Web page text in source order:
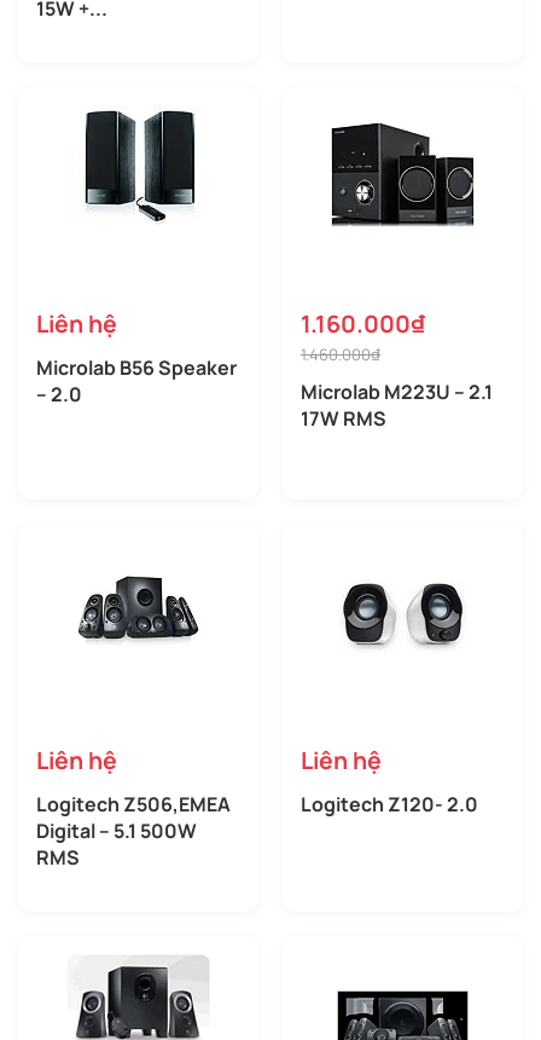
15W +...
Liên hệ
Microlab B56 Speaker
– 2.0
1.160.000₫
1.460.000₫
Microlab M223U – 2.1
17W RMS
Liên hệ
Logitech Z506,EMEA
Digital – 5.1 500W
RMS
Liên hệ
Logitech Z120- 2.0